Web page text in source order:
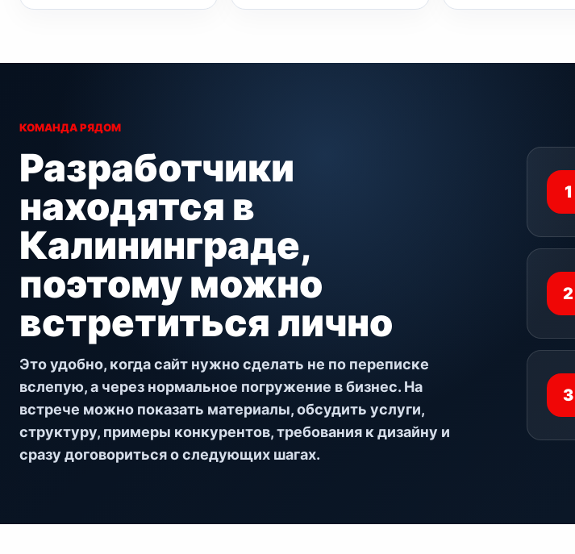
КОМАНДА РЯДОМ
Разработчики
находятся в
Калининграде,
поэтому можно
встретиться лично
Это удобно, когда сайт нужно сделать не по переписке
вслепую, а через нормальное погружение в бизнес. На
встрече можно показать материалы, обсудить услуги,
структуру, примеры конкурентов, требования к дизайну и
сразу договориться о следующих шагах.
1
2
3